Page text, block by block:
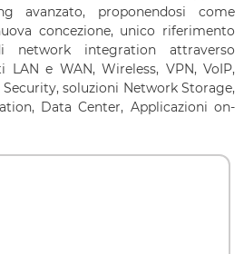
avanzato, proponendosi come
concezione, unico riferimento
network integration attraverso
e WAN, Wireless, VPN, VoIP,
soluzioni Network Storage,
Data Center, Applicazioni on-